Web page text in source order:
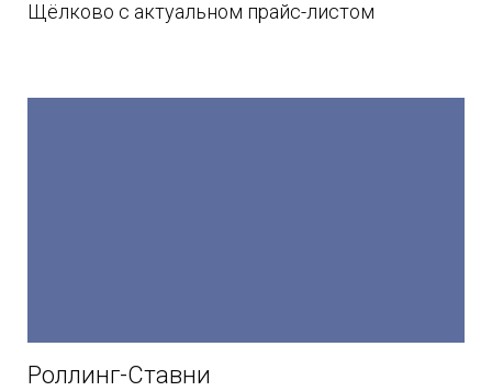
Щёлково с актуальном прайс-листом
Роллинг-Ставни